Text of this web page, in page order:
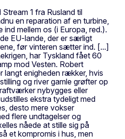
1 fra Rusland til
en reparation af en turbine,
mellem os (i Europa, red.).
EU-lande, der er særligt
før vinteren sætter ind. [...]
har Tyskland fået 60
mod Vesten. Robert
langt enigheden rækker, hvis
og river gamle grøfter op
nybygges eller
ekstra tydeligt med
desto mere vokser
flere undtagelser og
nåede at stille sig på
et kompromis i hus, men